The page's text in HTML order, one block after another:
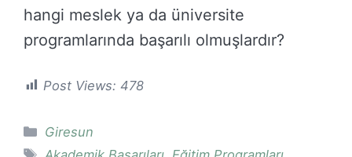
hangi meslek ya da üniversite
programlarında başarılı olmuşlardır?
Post Views: 478
Kategoriler
Giresun
Etiketler